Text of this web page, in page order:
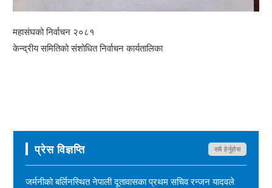
महासंघको निर्वाचन २०८१
केन्द्रीय समितिको संशोधित निर्वाचन कार्यतालिका
प्रेस विज्ञप्ति सबै हेर्नुहोस
जर्मनीको बर्लिनस्थित नेपाली दूतावासका प्रथम सचिव रन्जन यादवले